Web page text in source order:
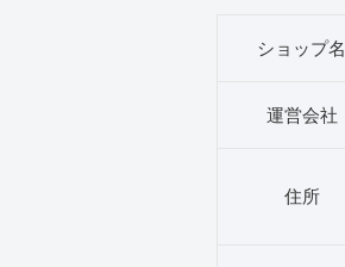
ショップ名
運営会社
住所